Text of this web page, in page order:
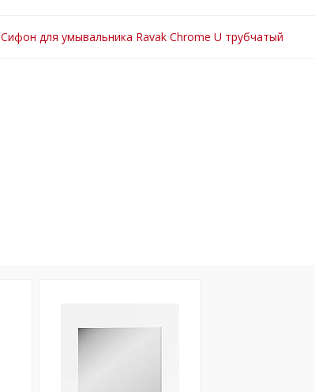
Сифон для умывальника Ravak Chrome U трубчатый